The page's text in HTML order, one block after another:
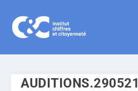
AUDITIONS.290521